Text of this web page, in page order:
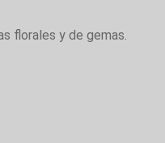
florales y de gemas.